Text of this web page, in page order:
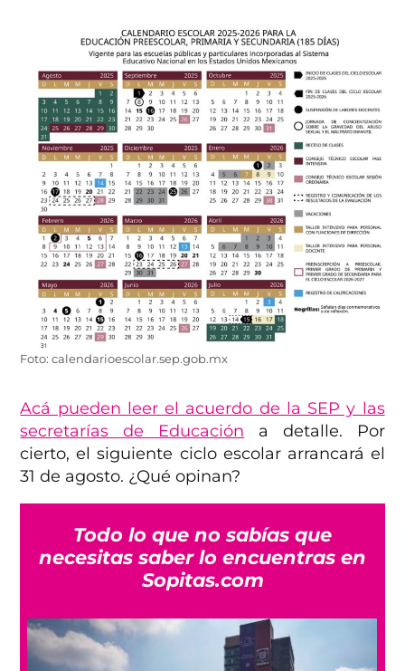
Foto: calendarioescolar.sep.gob.mx
Acá pueden leer el acuerdo de la SEP y las
secretarías de Educación a detalle. Por
cierto, el siguiente ciclo escolar arrancará el
31 de agosto. ¿Qué opinan?
Todo lo que no sabías que
necesitas saber lo encuentras en
Sopitas.com